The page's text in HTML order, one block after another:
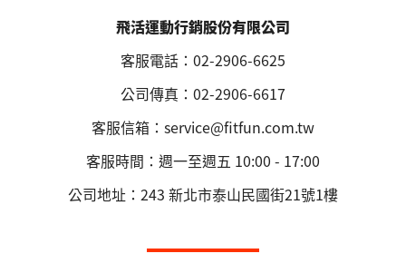
飛活運動行銷股份有限公司
客服電話：02-2906-6625
公司傳真：02-2906-6617
客服信箱：service@fitfun.com.tw
客服時間：週一至週五 10:00 - 17:00
公司地址：243 新北市泰山民國街21號1樓